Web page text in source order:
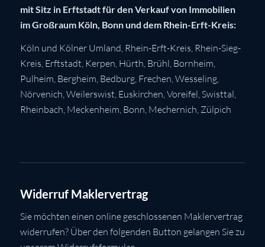
mit Sitz in Erftstadt für den Verkauf von Immobilien
im Großraum Köln, Bonn und dem Rhein-Erft-Kreis:
Köln und Kölner Umland, Rhein-Erft-Kreis, Rhein-Sieg-
Kreis, Erftstadt, Kerpen, Hürth, Brühl, Bornheim,
Pulheim, Bergheim, Bedburg, Frechen,Wesseling,
Nörvenich,Weilerswist, Euskirchen, Voreifel, Swisttal,
Rheinbach, Meckenheim, Bonn, Mechernich, Zülpich
Widerruf Maklervertrag
Sie möchten einen online geschlossenen Maklervertrag
widerrufen? Über den folgenden Button gelangen Sie zu